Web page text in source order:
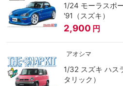
1/24 モーラスポ
'91（スズキ）
2,900 円
アオシマ
1/32 スズキ ハス
タリック）